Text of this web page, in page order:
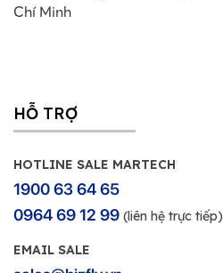
Chí Minh
HỖ TRỢ
HOTLINE SALE MARTECH
1900 63 64 65
0964 69 12 99 (liên hệ trực tiếp)
EMAIL SALE